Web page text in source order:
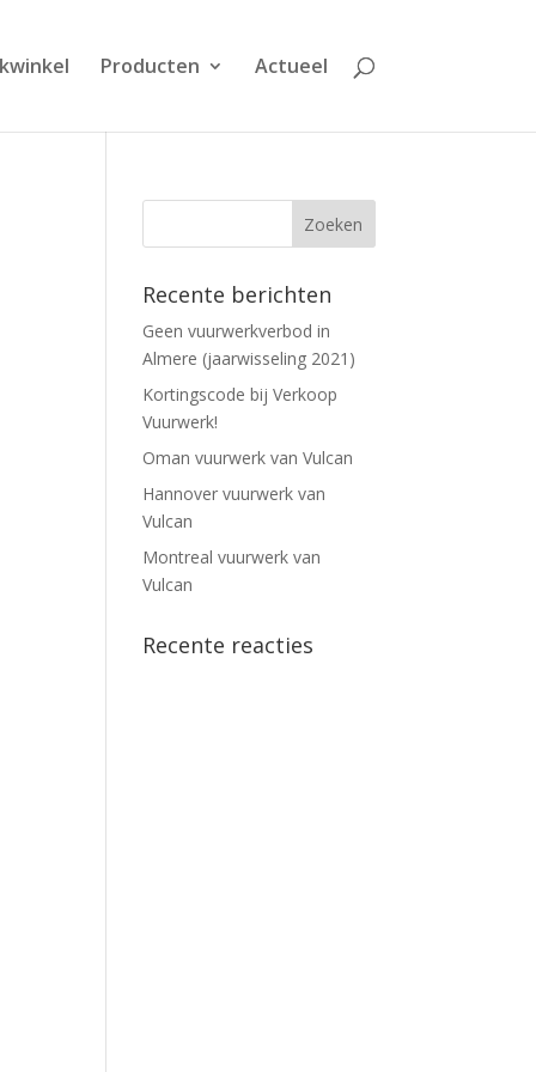
Producten Actueel
Recente berichten
Geen vuurwerkverbod in
Almere (jaarwisseling 2021)
Kortingscode bij Verkoop
Vuurwerk!
Oman vuurwerk van Vulcan
Hannover vuurwerk van
Vulcan
Montreal vuurwerk van
Vulcan
Recente reacties